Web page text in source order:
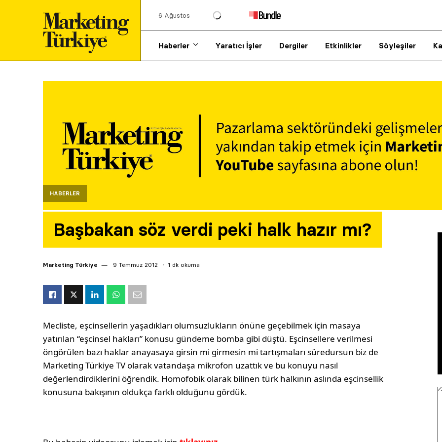
6 Ağustos
Haberler Yaratıcı İşler Dergiler Etkinlikler Söyleşiler
HABERLER
Başbakan söz verdi peki halk hazır mı?
Marketing Türkiye 9 Temmuz 2012 1 dk okuma
Mecliste, eşcinsellerin yaşadıkları olumsuzlukların önüne geçebilmek için masaya
yatırılan “eşcinsel hakları” konusu gündeme bomba gibi düştü. Eşcinsellere verilmesi
öngörülen bazı haklar anayasaya girsin mi girmesin mi tartışmaları süredursun biz de
Marketing Türkiye TV olarak vatandaşa mikrofon uzattık ve bu konuyu nasıl
değerlendirdiklerini öğrendik. Homofobik olarak bilinen türk halkının aslında eşcinsellik
konusuna bakışının oldukça farklı olduğunu gördük.